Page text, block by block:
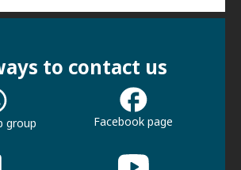
to contact us
group Facebook page